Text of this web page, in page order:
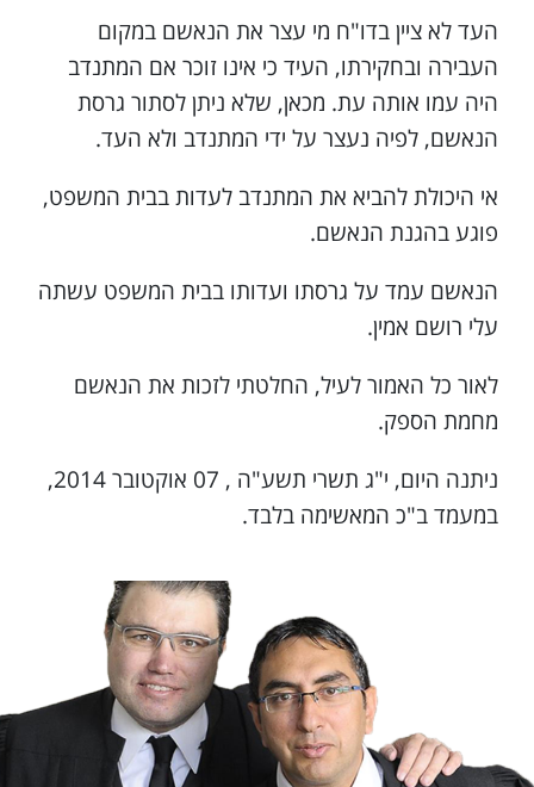
העד לא ציין בדו"ח מי עצר את הנאשם במקום
העבירה ובחקירתו, העיד כי אינו זוכר אם המתנדב
היה עמו אותה עת. מכאן, שלא ניתן לסתור גרסת
הנאשם, לפיה נעצר על ידי המתנדב ולא העד.
אי היכולת להביא את המתנדב לעדות בבית המשפט,
פוגע בהגנת הנאשם.
הנאשם עמד על גרסתו ועדותו בבית המשפט עשתה
עלי רושם אמין.
לאור כל האמור לעיל, החלטתי לזכות את הנאשם
מחמת הספק.
ניתנה היום, י"ג תשרי תשע"ה , 07 אוקטובר 2014,
במעמד ב"כ המאשימה בלבד.